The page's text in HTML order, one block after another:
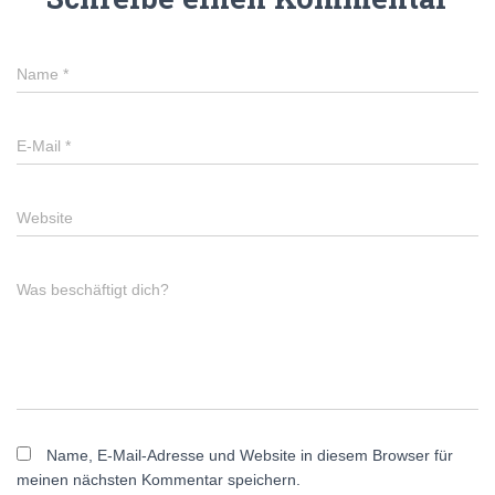
Name *
E-Mail *
Website
Was beschäftigt dich?
Name, E-Mail-Adresse und Website in diesem Browser für
meinen nächsten Kommentar speichern.